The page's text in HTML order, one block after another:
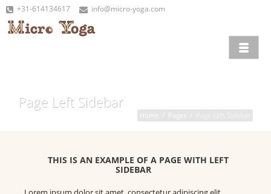
+31-614134617 info@micro-yoga.com
Page Left Sidebar
Home Pages
THIS IS AN EXAMPLE OF A PAGE WITH LEFT
SIDEBAR